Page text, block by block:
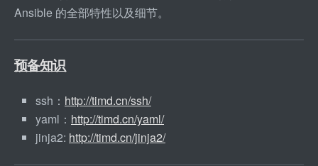
Ansible 的全部特性以及细节。
预备知识
ssh： http://timd.cn/ssh/
yaml： http://timd.cn/yaml/
jinja2: http://timd.cn/jinja2/